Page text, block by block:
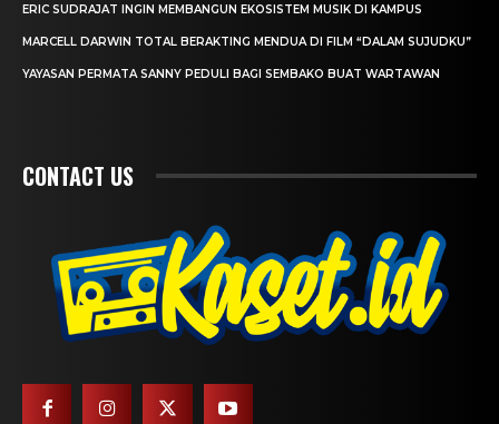
ERIC SUDRAJAT INGIN MEMBANGUN EKOSISTEM MUSIK DI KAMPUS
MARCELL DARWIN TOTAL BERAKTING MENDUA DI FILM “DALAM SUJUDKU”
YAYASAN PERMATA SANNY PEDULI BAGI SEMBAKO BUAT WARTAWAN
CONTACT US